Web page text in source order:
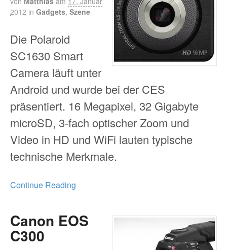
2012 in Gadgets, Szene
Die Polaroid
SC1630 Smart
Camera läuft unter
Android und wurde bei der CES
präsentiert. 16 Megapixel, 32 Gigabyte
microSD, 3-fach optischer Zoom und
Video in HD und WiFi lauten typische
technische Merkmale.
Continue Reading
Canon EOS
C300